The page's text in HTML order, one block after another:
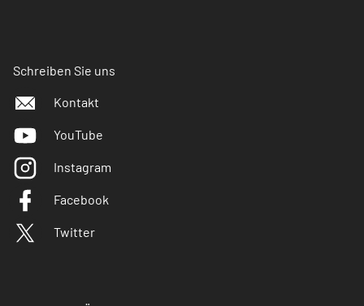
Schreiben Sie uns
Kontakt
YouTube
Instagram
Facebook
Twitter